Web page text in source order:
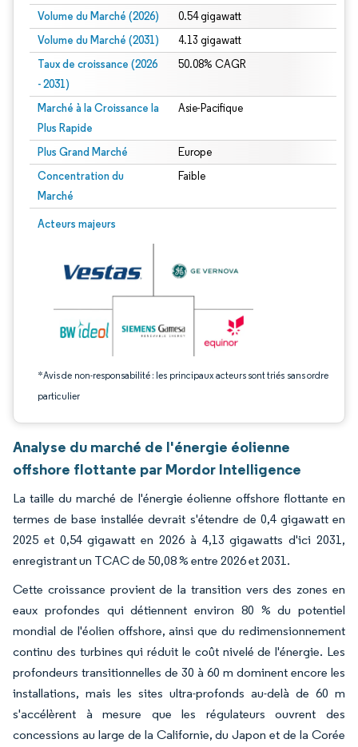
Volume du Marché (2026) 0.54 gigawatt
Volume du Marché (2031) 4.13 gigawatt
Taux de croissance (2026
- 2031)
50.08% CAGR
Marché à la Croissance la
Plus Rapide
Asie-Pacifique
Plus Grand Marché Europe
Concentration du
Marché
Faible
Acteurs majeurs
*Avis de non-responsabilité : les principaux acteurs sont triés sans ordre
particulier
Image © Mordor Intelligence. La réutilisation nécessite une attribution sous CC
Analyse du marché de l'énergie éolienne
offshore flottante par Mordor Intelligence
La taille du marché de l'énergie éolienne offshore flottante en
termes de base installée devrait s'étendre de 0,4 gigawatt en
2025 et 0,54 gigawatt en 2026 à 4,13 gigawatts d'ici 2031,
enregistrant un TCAC de 50,08 % entre 2026 et 2031.
Cette croissance provient de la transition vers des zones en
eaux profondes qui détiennent environ 80 % du potentiel
mondial de l'éolien offshore, ainsi que du redimensionnement
continu des turbines qui réduit le coût nivelé de l'énergie. Les
profondeurs transitionnelles de 30 à 60 m dominent encore les
installations, mais les sites ultra-profonds au-delà de 60 m
s'accélèrent à mesure que les régulateurs ouvrent des
concessions au large de la Californie, du Japon et de la Corée